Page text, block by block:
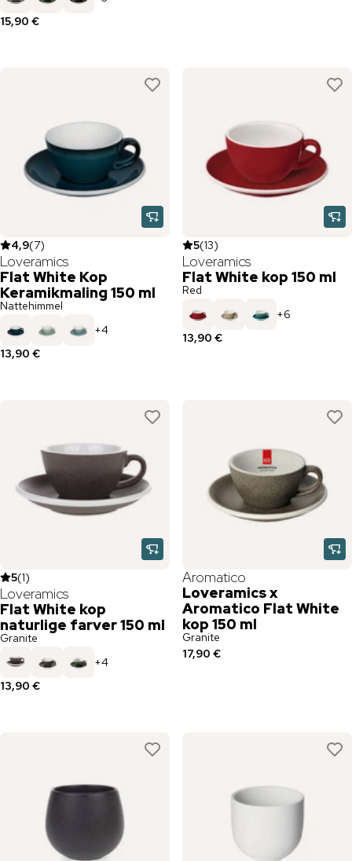
15,90 €
4,9(7)
Loveramics
Flat White Kop
Keramikmaling 150 ml
Nattehimmel
+4
13,90 €
5(13)
Loveramics
Flat White kop 150 ml
Red
+6
13,90 €
5(1)
Loveramics
Flat White kop
naturlige farver 150 ml
Granite
+4
13,90 €
Aromatico
Loveramics x
Aromatico Flat White
kop 150 ml
Granite
17,90 €